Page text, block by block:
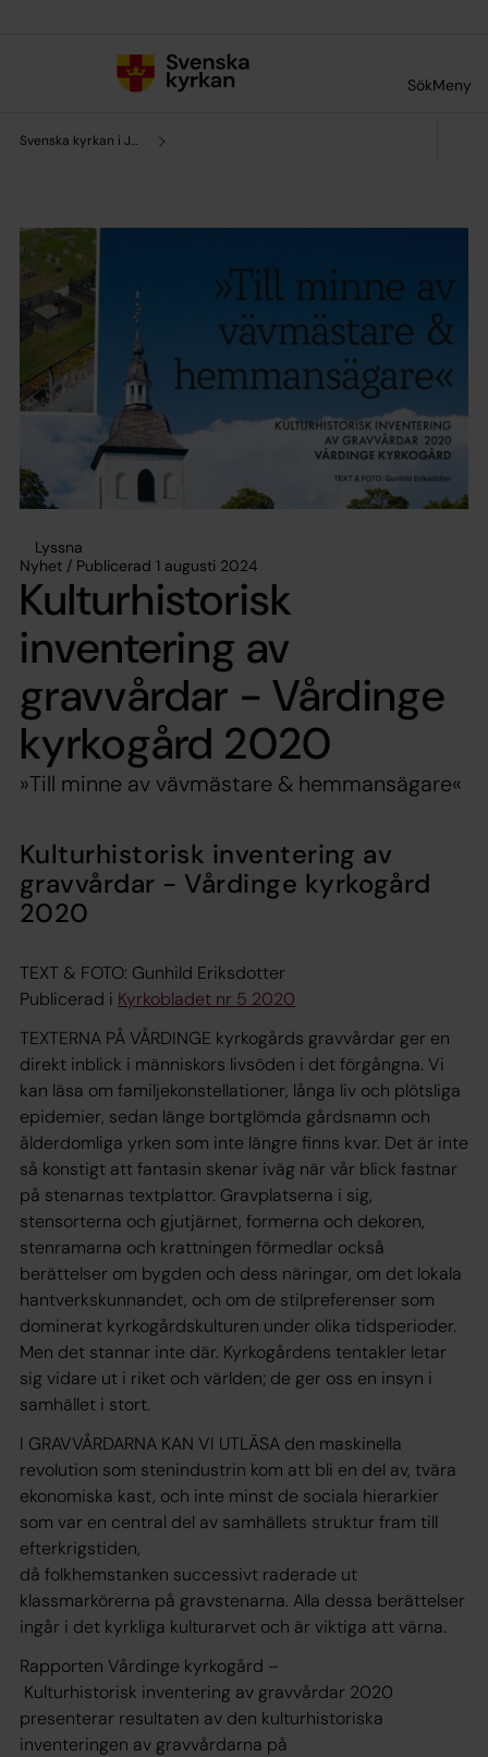
SökMeny
Svenska kyrkan i Järna och Vårdinge
Lyssna
Nyhet / Publicerad 1 augusti 2024
Kulturhistorisk
inventering av
gravvårdar - Vårdinge
kyrkogård 2020
»Till minne av vävmästare & hemmansägare«
Kulturhistorisk inventering av
gravvårdar - Vårdinge kyrkogård
2020
TEXT & FOTO: Gunhild Eriksdotter
Publicerad i Kyrkobladet nr 5 2020
TEXTERNA PÅ VÅRDINGE kyrkogårds gravvårdar ger en
direkt inblick i människors livsöden i det förgångna. Vi
kan läsa om familjekonstellationer, långa liv och plötsliga
epidemier, sedan länge bortglömda gårdsnamn och
ålderdomliga yrken som inte längre finns kvar. Det är inte
så konstigt att fantasin skenar iväg när vår blick fastnar
på stenarnas textplattor. Gravplatserna i sig,
stensorterna och gjutjärnet, formerna och dekoren,
stenramarna och krattningen förmedlar också
berättelser om bygden och dess näringar, om det lokala
hantverkskunnandet, och om de stilpreferenser som
dominerat kyrkogårdskulturen under olika tidsperioder.
Men det stannar inte där. Kyrkogårdens tentakler letar
sig vidare ut i riket och världen; de ger oss en insyn i
samhället i stort.
I GRAVVÅRDARNA KAN VI UTLÄSA den maskinella
revolution som stenindustrin kom att bli en del av, tvära
ekonomiska kast, och inte minst de sociala hierarkier
som var en central del av samhällets struktur fram till
efterkrigstiden,
då folkhemstanken successivt raderade ut
klassmarkörerna på gravstenarna. Alla dessa berättelser
ingår i det kyrkliga kulturarvet och är viktiga att värna.
Rapporten Vårdinge kyrkogård –
Kulturhistorisk inventering av gravvårdar 2020
presenterar resultaten av den kulturhistoriska
inventeringen av gravvårdarna på